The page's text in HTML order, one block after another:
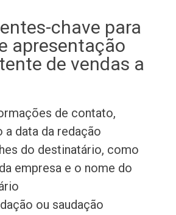
chave para
apresentação
de vendas a
de contato,
a data da redação
do destinatário, como
empresa e o nome do
ou saudação